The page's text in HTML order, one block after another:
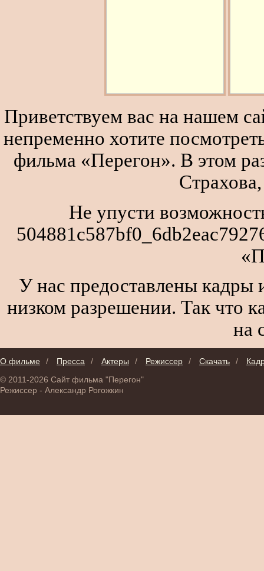
Приветствуем вас на нашем
непременно хотите
фильма «Перегон». В этом
Не упусти
У нас предоставлены кадры
низком разрешении. Так что
на
О фильме / Пресса / Актеры / Режиссер / Скачать /
© 2011-2026 Сайт фильма "Перегон"
Режиссер - Александр Рогожкин